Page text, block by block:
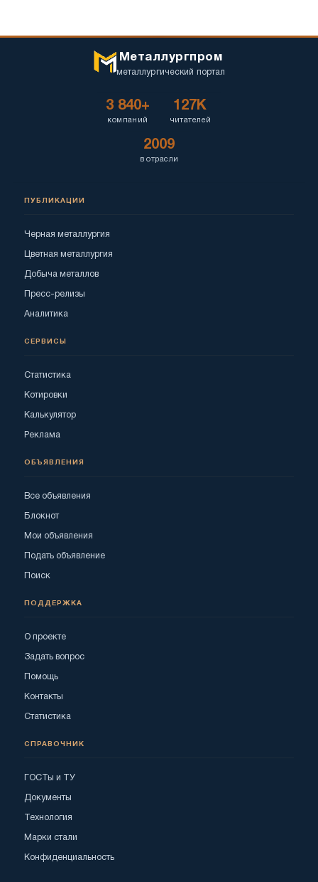
Металлургпром
металлургический портал
3 840+
компаний
127K
читателей
2009
в отрасли
ПУБЛИКАЦИИ
Черная металлургия
Цветная металлургия
Добыча металлов
Пресс-релизы
Аналитика
СЕРВИСЫ
Статистика
Котировки
Калькулятор
Реклама
ОБЪЯВЛЕНИЯ
Все объявления
Блокнот
Мои объявления
Подать объявление
Поиск
ПОДДЕРЖКА
О проекте
Задать вопрос
Помощь
Контакты
Статистика
СПРАВОЧНИК
ГОСТы и ТУ
Документы
Технология
Марки стали
Конфиденциальность